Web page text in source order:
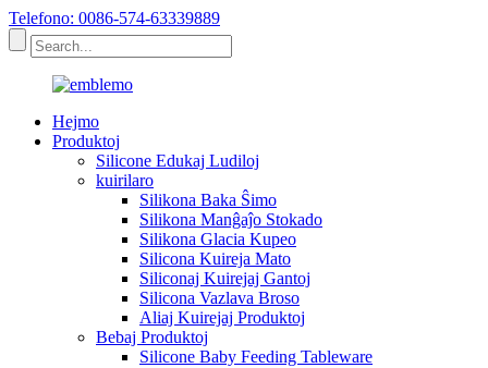
Telefono: 0086-574-63339889
Hejmo
Produktoj
Silicone Edukaj Ludiloj
kuirilaro
Silikona Baka Ŝimo
Silikona Manĝaĵo Stokado
Silikona Glacia Kupeo
Silicona Kuireja Mato
Siliconaj Kuirejaj Gantoj
Silicona Vazlava Broso
Aliaj Kuirejaj Produktoj
Bebaj Produktoj
Silicone Baby Feeding Tableware